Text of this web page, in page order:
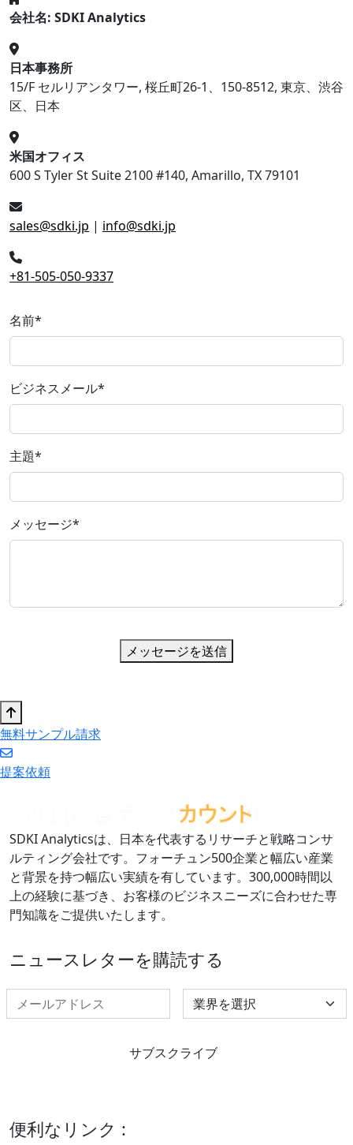
会社名: SDKI Analytics
日本事務所
15/F セルリアンタワー, 桜丘町26-1、150-8512, 東京、渋谷
区、日本
米国オフィス
600 S Tyler St Suite 2100 #140, Amarillo, TX 79101
sales@sdki.jp | info@sdki.jp
+81-505-050-9337
名前*
ビジネスメール*
主題*
メッセージ*
メッセージを送信
無料サンプル請求
提案依頼
SDKI Analyticsは、日本を代表するリサーチと戦略コンサ
ルティング会社です。フォーチュン500企業と幅広い産業
と背景を持つ幅広い実績を有しています。300,000時間以
上の経験に基づき、お客様のビジネスニーズに合わせた専
門知識をご提供いたします。
ニュースレターを購読する
Select Industry
サブスクライブ
便利なリンク :